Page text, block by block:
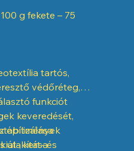
g fekete – 75
tartós,
védőréteg,
funkciót
keveredését,
építmények
út-, kert- és